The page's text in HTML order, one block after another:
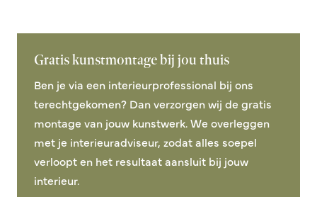
Gratis kunstmontage bij jou thuis
Ben je via een interieurprofessional bij ons
terechtgekomen? Dan verzorgen wij de gratis
montage van jouw kunstwerk. We overleggen
met je interieuradviseur, zodat alles soepel
verloopt en het resultaat aansluit bij jouw
interieur.